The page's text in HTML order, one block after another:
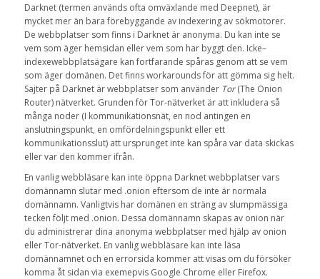
Darknet (termen används ofta omväxlande med Deepnet), är
mycket mer än bara förebyggande av indexering av sökmotorer.
De webbplatser som finns i Darknet är anonyma. Du kan inte se
vem som äger hemsidan eller vem som har byggt den. Icke–
indexewebbplatsägare kan fortfarande spåras genom att se vem
som äger domänen. Det finns workarounds för att gömma sig helt.
Sajter på Darknet är webbplatser som använder Tor (The Onion
Router) nätverket. Grunden för Tor-nätverket är att inkludera så
många noder (I kommunikationsnät, en nod antingen en
anslutningspunkt, en omfördelningspunkt eller ett
kommunikationsslut) att ursprunget inte kan spåra var data skickas
eller var den kommer ifrån.
En vanlig webbläsare kan inte öppna Darknet webbplatser vars
domännamn slutar med .onion eftersom de inte är normala
domännamn. Vanligtvis har domänen en sträng av slumpmässiga
tecken följt med .onion. Dessa domännamn skapas av onion när
du administrerar dina anonyma webbplatser med hjälp av onion
eller Tor-nätverket. En vanlig webbläsare kan inte läsa
domännamnet och en errorsida kommer att visas om du försöker
komma åt sidan via exemepvis Google Chrome eller Firefox.